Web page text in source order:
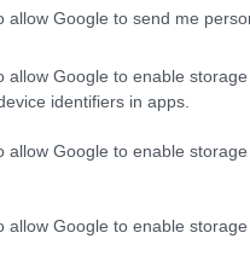
allow Google to send me
allow Google to enable
identifiers in apps.
allow Google to enable
allow Google to enable